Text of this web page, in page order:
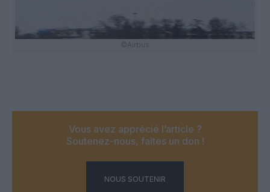
©Airbus
Vous avez apprécié l’article ?
Soutenez-nous, faites un don !
NOUS SOUTENIR